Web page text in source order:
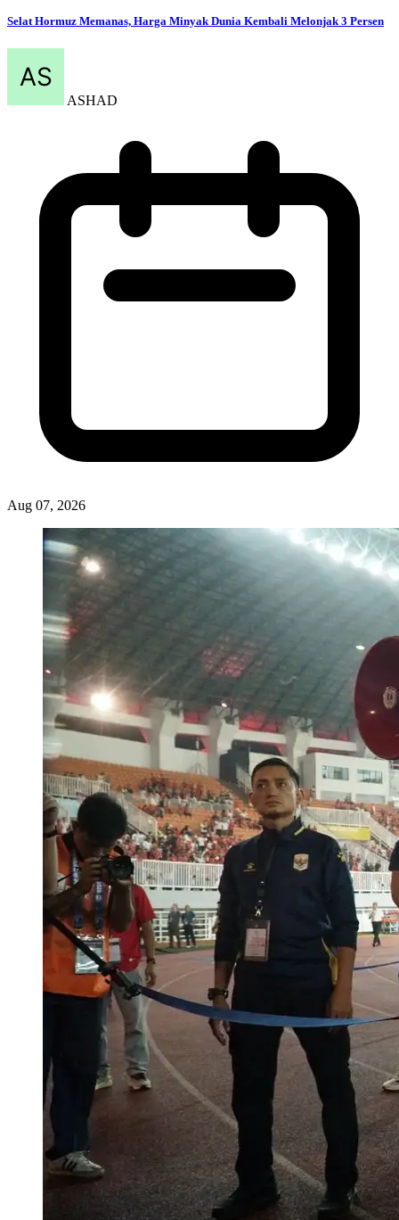
Selat Hormuz Memanas, Harga Minyak Dunia Kembali Melonjak 3 Persen
ASHAD
Aug 07, 2026